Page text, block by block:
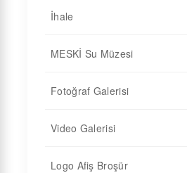
İhale
MESKİ Su Müzesi
Fotoğraf Galerisi
Video Galerisi
Logo Afiş Broşür